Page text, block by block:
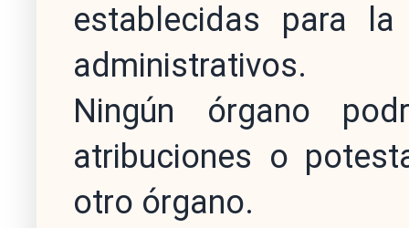
establecidas para
administrativos.
Ningún órgano
atribuciones o
otro órgano.